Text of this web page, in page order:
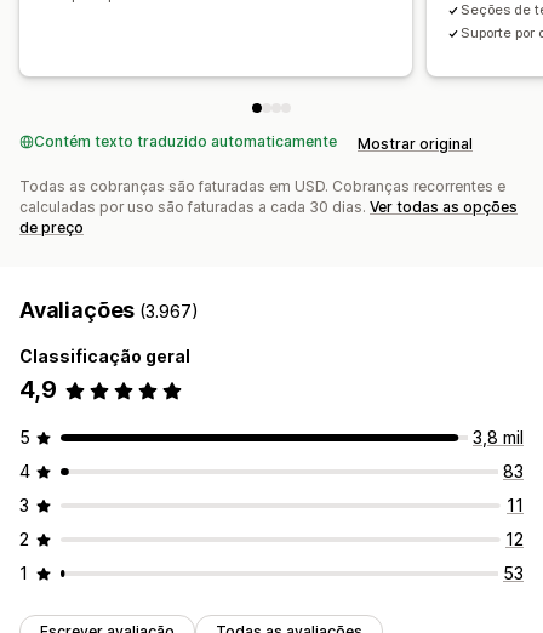
Código personalizado Tradução Localização
Responsividade para dispositivos móveis
Carregamento lento
CDN Insights e dicas
Testes A/B Registros de atividades
Seções de
Suporte por
Contém texto traduzido automaticamente Mostrar original
Todas as cobranças são faturadas em USD. Cobranças recorrentes e
calculadas por uso são faturadas a cada 30 dias. Ver todas as opções
de preço
Avaliações (3.967)
Classificação geral
4,9
5
3,8 mil
4
83
3
11
2
12
1
53